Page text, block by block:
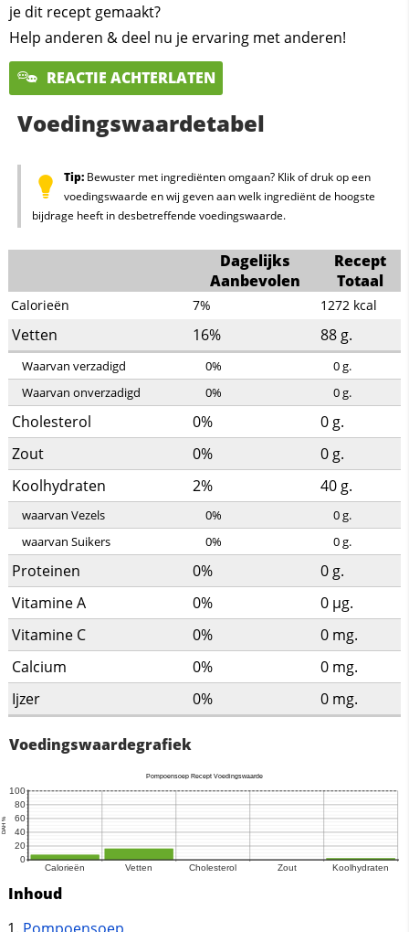
je dit recept gemaakt?
Help anderen & deel nu je ervaring met anderen!
REACTIE ACHTERLATEN
Voedingswaardetabel
Tip:Bewuster met ingrediënten omgaan? Klik of druk op een
voedingswaarde en wij geven aan welk ingrediënt de hoogste
bijdrage heeft in desbetreffende voedingswaarde.
Dagelijks
Aanbevolen
Recept
Totaal
Calorieën 7% 1272 kcal
Vetten 16% 88 g.
Waarvan verzadigd 0% 0g.
Waarvan onverzadigd
0% 0g.
Cholesterol 0% 0 g.
Zout
0% 0 g.
Koolhydraten
2% 40 g.
waarvan Vezels 0% 0g.
waarvan Suikers
0% 0g.
Proteinen 0% 0 g.
Vitamine A
0% 0 µg.
Vitamine C
0% 0 mg.
Calcium
0% 0 mg.
Ijzer
0% 0 mg.
Voedingswaardegrafiek
Inhoud